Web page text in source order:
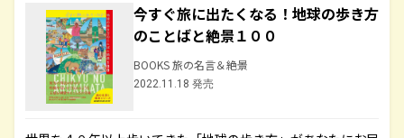
今すぐ旅に出たくなる！地球の歩き方
のことばと絶景１００
BOOKS 旅の名言＆絶景
2022.11.18 発売